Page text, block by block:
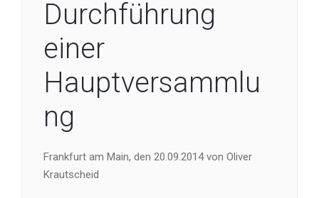
Durchführung
einer
Hauptversammlu
ng
Frankfurt am Main, den 20.09.2014 von Oliver
Krautscheid